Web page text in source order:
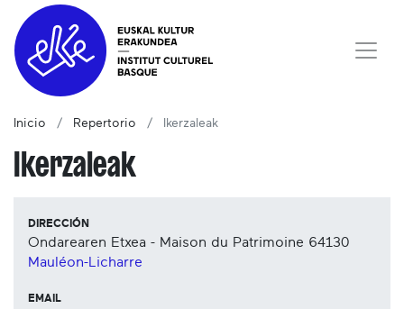
Inicio Repertorio Ikerzaleak
Ikerzaleak
DIRECCIÓN
Ondarearen Etxea - Maison du Patrimoine 64130
Mauléon-Licharre
EMAIL